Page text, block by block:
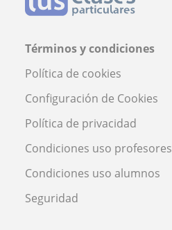
Términos y condiciones
Política de cookies
Configuración de Cookies
Política de privacidad
Condiciones uso profesores
Condiciones uso alumnos
Seguridad